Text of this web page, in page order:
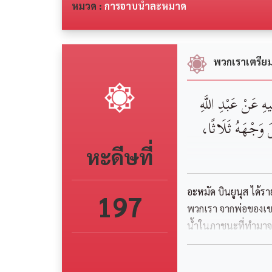
หมวด : การอาบน้ำละหมาด
หะดีษที่
197
พวกเราเตรี
‏‏عَنْ ‏‏عَبْدِ اللَّهِ
ثَلَاثًا،
อะหมัด บินยูนุส ได้รา
พวกเรา จากพ่อของ
น้ำในภาชนะที่ทำมา